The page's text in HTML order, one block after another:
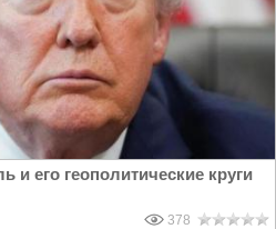
его геополитические круги
378